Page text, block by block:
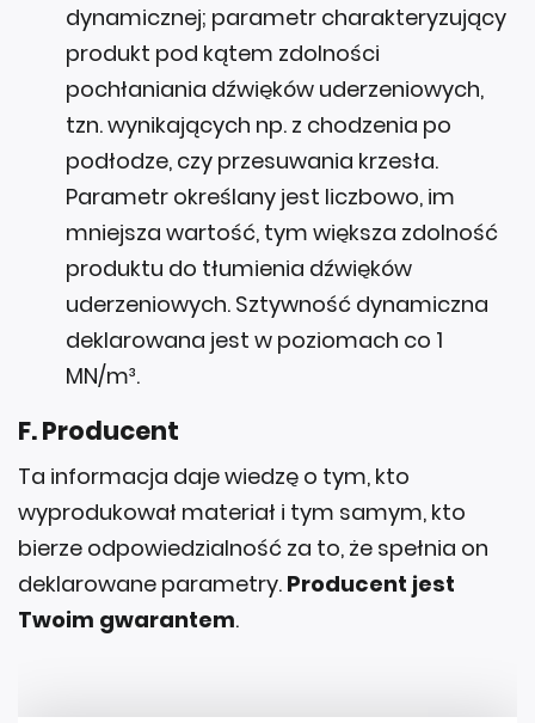
dynamicznej; parametr charakteryzujący
produkt pod kątem zdolności
pochłaniania dźwięków uderzeniowych,
tzn. wynikających np. z chodzenia po
podłodze, czy przesuwania krzesła.
Parametr określany jest liczbowo, im
mniejsza wartość, tym większa zdolność
produktu do tłumienia dźwięków
uderzeniowych. Sztywność dynamiczna
deklarowana jest w poziomach co 1
MN/m³.
F. Producent
Ta informacja daje wiedzę o tym, kto
wyprodukował materiał i tym samym, kto
bierze odpowiedzialność za to, że spełnia on
deklarowane parametry. Producent jest
Twoim gwarantem.